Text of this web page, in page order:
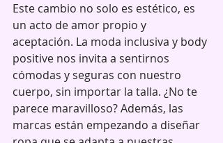
Este cambio no solo es estético, es
un acto de amor propio y
aceptación. La moda inclusiva y body
positive nos invita a sentirnos
cómodas y seguras con nuestro
cuerpo, sin importar la talla. ¿No te
parece maravilloso? Además, las
marcas están empezando a diseñar